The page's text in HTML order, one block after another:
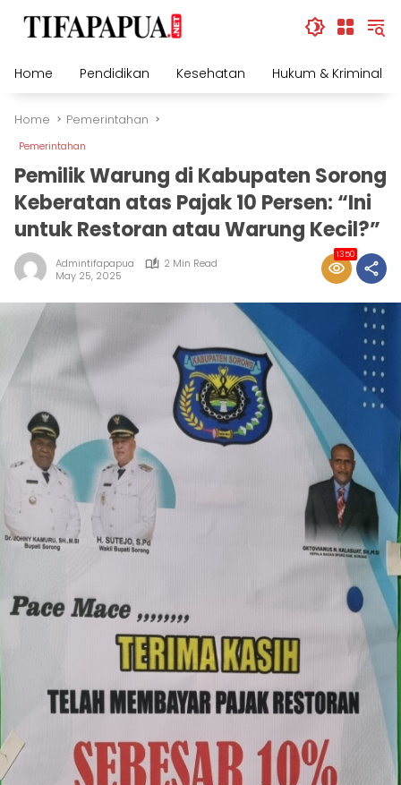
Home
Pendidikan Kesehatan Hukum & Kriminal
Home Pemerintahan
Pemerintahan
Pemilik Warung di Kabupaten Sorong
Keberatan atas Pajak 10 Persen: “Ini
untuk Restoran atau Warung Kecil?”
Admintifapapua
2 Min Read
May 25, 2025
1350